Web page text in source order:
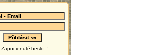
Zapomenuté heslo ::..